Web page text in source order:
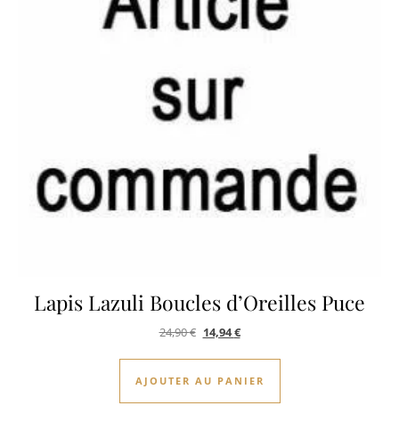
Lapis Lazuli Boucles d’Oreilles Puce
24,90€ Le prix initial était : 24,90 €.
14,94€Le prix actuel est : 14,94 €.
AJOUTER AU PANIER